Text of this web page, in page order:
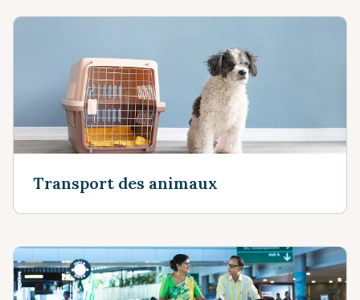
Transport des animaux